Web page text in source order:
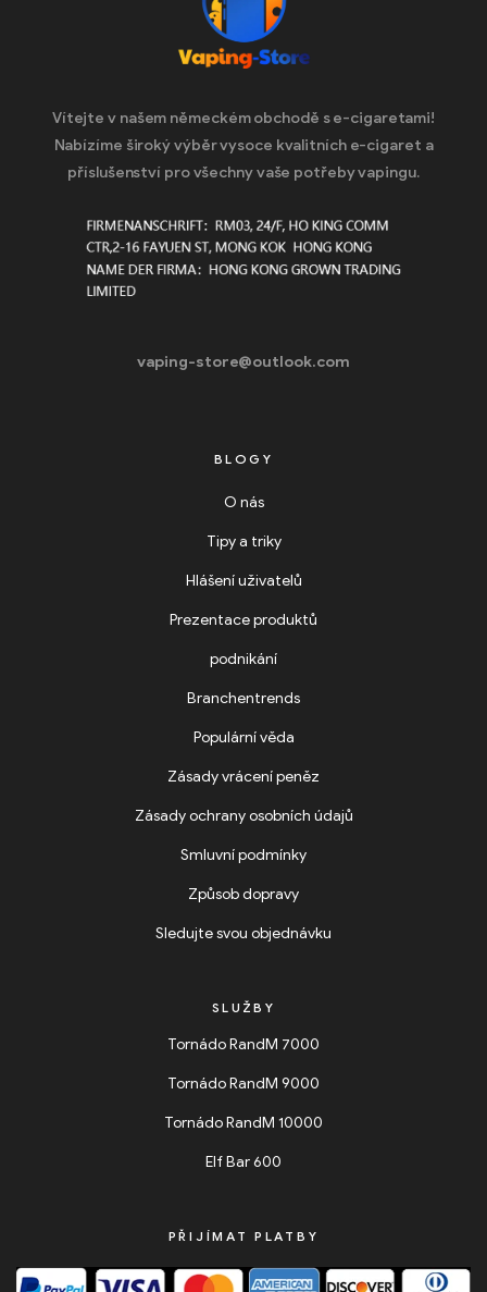
Vítejte v našem německém obchodě s e-cigaretami!
Nabízíme široký výběr vysoce kvalitních e-cigaret a
příslušenství pro všechny vaše potřeby vapingu.
vaping-store@outlook.com
BLOGY
O nás
Tipy a triky
Hlášení uživatelů
Prezentace produktů
podnikání
Branchentrends
Populární věda
Zásady vrácení peněz
Zásady ochrany osobních údajů
Smluvní podmínky
Způsob dopravy
Sledujte svou objednávku
SLUŽBY
Tornádo RandM 7000
Tornádo RandM 9000
Tornádo RandM 10000
Elf Bar 600
PŘIJÍMAT PLATBY